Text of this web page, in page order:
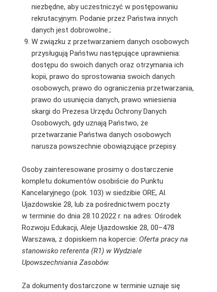
niezbędne, aby uczestniczyć w postępowaniu
rekrutacyjnym. Podanie przez Państwa innych
danych jest dobrowolne.;
W związku z przetwarzaniem danych osobowych
przysługują Państwu następujące uprawnienia:
dostępu do swoich danych oraz otrzymania ich
kopii, prawo do sprostowania swoich danych
osobowych, prawo do ograniczenia przetwarzania,
prawo do usunięcia danych, prawo wniesienia
skargi do Prezesa Urzędu Ochrony Danych
Osobowych, gdy uznają Państwo, że
przetwarzanie Państwa danych osobowych
narusza powszechnie obowiązujące przepisy.
Osoby zainteresowane prosimy o dostarczenie
kompletu dokumentów osobiście do Punktu
Kancelaryjnego (pok. 103) w siedzibie ORE, Al.
Ujazdowskie 28, lub za pośrednictwem poczty
w terminie do dnia 28.10.2022 r. na adres: Ośrodek
Rozwoju Edukacji, Aleje Ujazdowskie 28, 00–478
Warszawa, z dopiskiem na kopercie: Oferta pracy na
stanowisko referenta (R1) w Wydziale
Upowszechniania Zasobów.
Za dokumenty dostarczone w terminie uznaje się